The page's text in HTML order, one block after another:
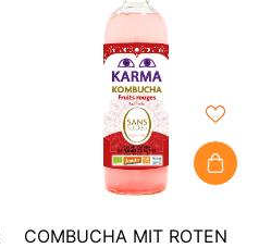
COMBUCHA MIT ROTEN